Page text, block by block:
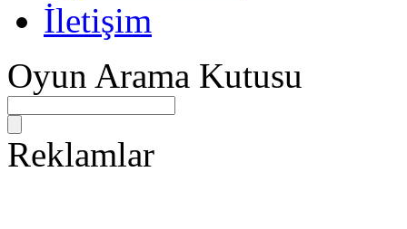
İletişim
Oyun Arama Kutusu
Reklamlar